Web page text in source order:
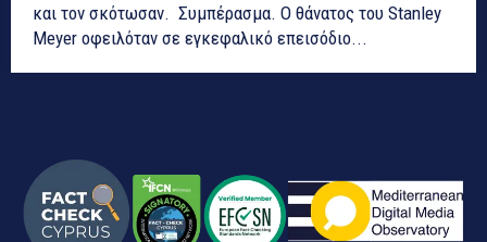
και τον σκότωσαν. Συμπέρασμα. Ο θάνατος του Stanley
Meyer οφειλόταν σε εγκεφαλικό επεισόδιο...